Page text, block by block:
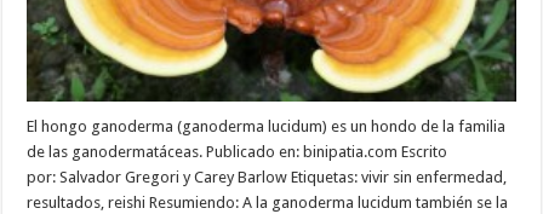
El hongo ganoderma (ganoderma lucidum) es un hondo de la familia
de las ganodermatáceas. Publicado en: binipatia.com Escrito
por: Salvador Gregori y Carey Barlow Etiquetas: vivir sin enfermedad,
resultados, reishi Resumiendo: A la ganoderma lucidum también se la